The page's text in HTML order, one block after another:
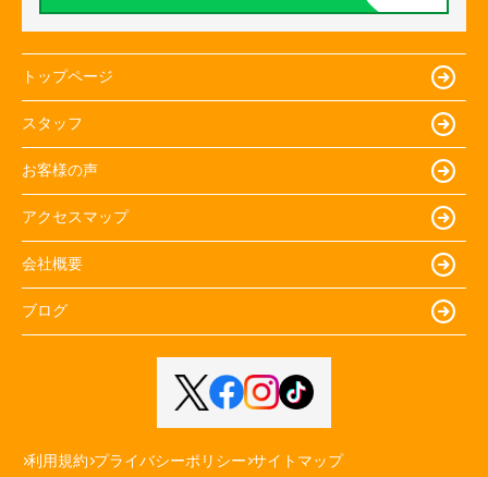
トップページ
スタッフ
お客様の声
アクセスマップ
会社概要
ブログ
利用規約 プライバシーポリシー サイトマップ